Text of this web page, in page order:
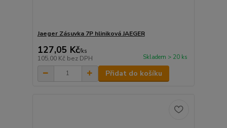
Jaeger Zásuvka 7P hliniková JAEGER
127,05 Kč/ks
105,00 Kč bez DPH Skladem > 20 ks
Přidat do košíku